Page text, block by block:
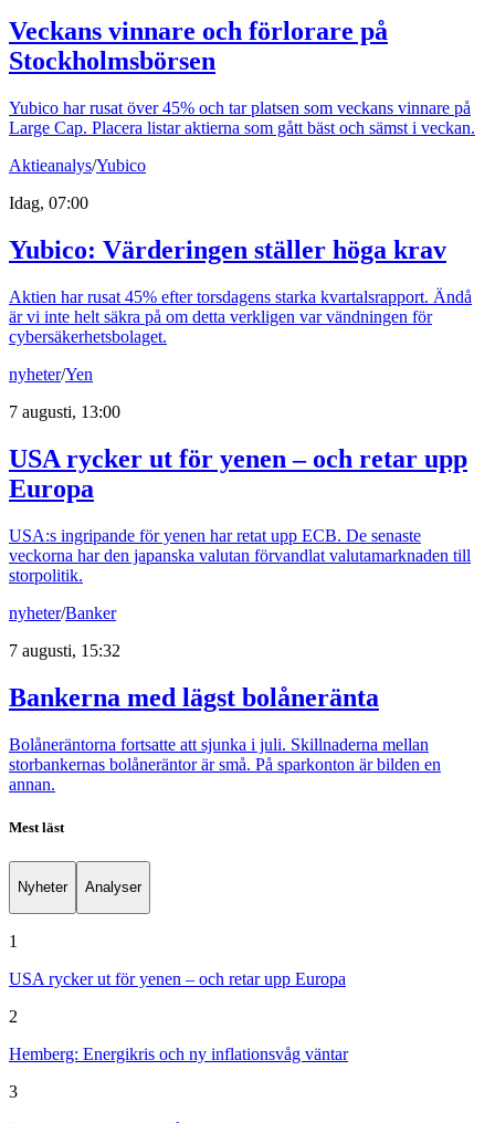
Veckans vinnare och förlorare på
Stockholmsbörsen
Yubico har rusat över 45% och tar platsen som veckans vinnare på
Large Cap. Placera listar aktierna som gått bäst och sämst i veckan.
Aktieanalys/Yubico
Idag, 07:00
Yubico: Värderingen ställer höga krav
Aktien har rusat 45% efter torsdagens starka kvartalsrapport. Ändå
är vi inte helt säkra på om detta verkligen var vändningen för
cybersäkerhetsbolaget.
nyheter/Yen
7 augusti, 13:00
USA rycker ut för yenen – och retar upp
Europa
USA:s ingripande för yenen har retat upp ECB. De senaste
veckorna har den japanska valutan förvandlat valutamarknaden till
storpolitik.
nyheter/Banker
7 augusti, 15:32
Bankerna med lägst bolåneränta
Bolåneräntorna fortsatte att sjunka i juli. Skillnaderna mellan
storbankernas bolåneräntor är små. På sparkonton är bilden en
annan.
Mest läst
Nyheter Analyser
1
USA rycker ut för yenen – och retar upp Europa
2
Hemberg: Energikris och ny inflationsvåg väntar
3